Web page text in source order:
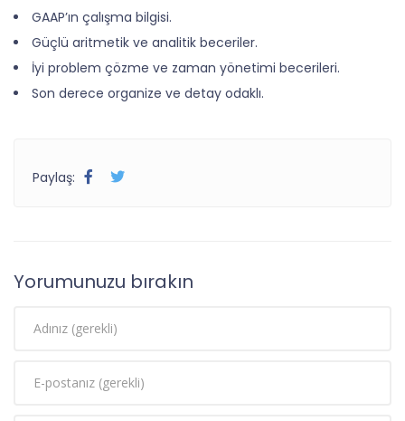
GAAP’ın çalışma bilgisi.
Güçlü aritmetik ve analitik beceriler.
İyi problem çözme ve zaman yönetimi becerileri.
Son derece organize ve detay odaklı.
Paylaş:
Yorumunuzu bırakın